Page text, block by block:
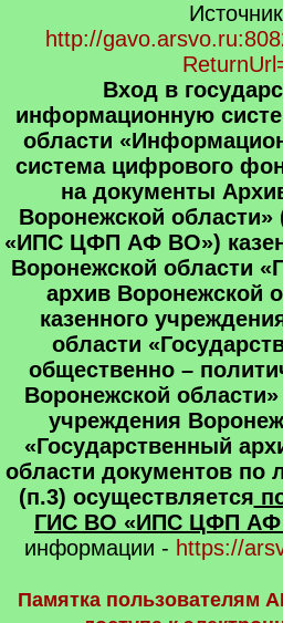
http://
Вход в
информационную
области
система цифрового
на документы
Воронежской
«ИПС ЦФП АФ ВО»)
Воронежской области
архив Воронежской
казенного
области
общественно –
Воронежской области»
учреждения
«Государственный
области документов по
(п.3) осуществляется
ГИС ВО «ИПС ЦФП
информации - https://
Памятка пользователям